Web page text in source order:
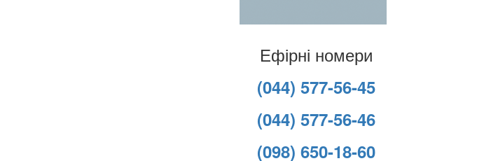
Ефірні номери
(044) 577-56-45
(044) 577-56-46
(098) 650-18-60